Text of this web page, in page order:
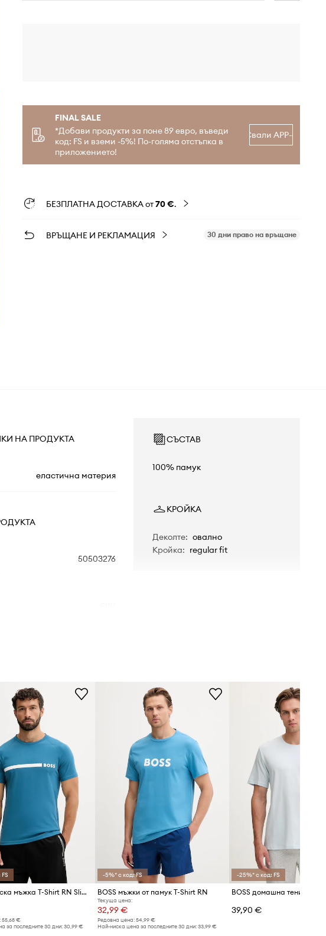
FINAL SALE
*Добави продукти за поне 89 евро, въведи
код: FS и вземи -5%! По-голяма отстъпка в
приложението!
Свали APP-а
БЕЗПЛАТНА ДОСТАВКА от70 €.
ВРЪЩАНЕ И РЕКЛАМАЦИЯ 30 дни право на връщане
НА ПРОДУКТА
еластична материя
50503276
СЪСТАВ
100% памук
КРОЙКА
Деколте: овално
Кройка: regular fit
BOSS тениска мъжка T-Shirt RN Slim Fit
55,68 €
за последните 30 дни: 30,99 €
-5%* с код: FS
BOSS мъжки от памук T-Shirt RN
Текуща цена:
32,99 €
Редовна цена:54,99 €
Най-ниска цена за последните 30 дни:33,99 €
-25%* с код: FS
39,90 €